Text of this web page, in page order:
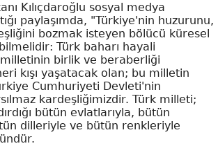
Kılıçdaroğlu sosyal medya
paylaşımda, "Türkiye'nin huzurunu,
bozmak isteyen bölücü küresel
Türk baharı hayali
birlik ve beraberliği
kışı yaşatacak olan; bu milletin
Cumhuriyeti Devleti'nin
kardeşliğimizdir. Türk milleti;
bütün evlatlarıyla, bütün
dilleriyle ve bütün renkleriyle